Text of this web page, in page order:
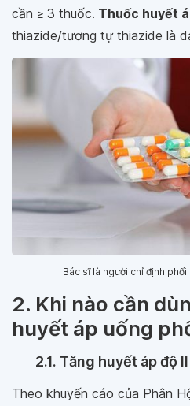
cần ≥ 3 thuốc. Thuốc huyết
thiazide/tương tự thiazide là
Bác sĩ là người chỉ định
2. Khi nào cần
huyết áp uống
2.1. Tăng huyết áp độ II
Theo khuyến cáo của Phân